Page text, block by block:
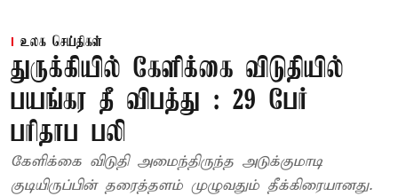
உலக செய்திகள்
துருக்கியில் கேளிக்கை விடுதியில்
பயங்கர தீ விபத்து : 29 பேர்
பரிதாப பலி
கேளிக்கை விடுதி அமைந்திருந்த அடுக்குமாடி
குடியிருப்பின் தரைத்தளம் முழுவதும் தீக்கிரையானது.